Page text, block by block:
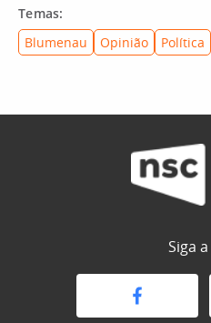
Temas:
Blumenau
Opinião Política
Siga